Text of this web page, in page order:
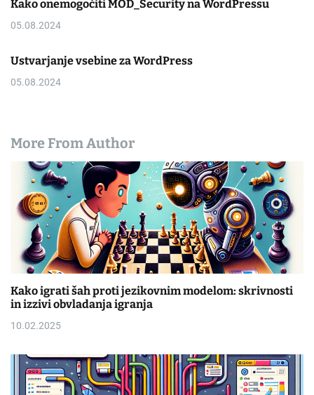
Kako onemogočiti MOD_Security na WordPressu
05.08.2024
Ustvarjanje vsebine za WordPress
05.08.2024
More From Author
Kako igrati šah proti jezikovnim modelom: skrivnosti
in izzivi obvladanja igranja
10.02.2025